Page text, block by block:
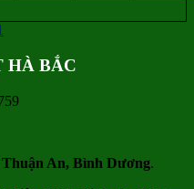
HÀ BẮC
Thuận An, Bình Dương.